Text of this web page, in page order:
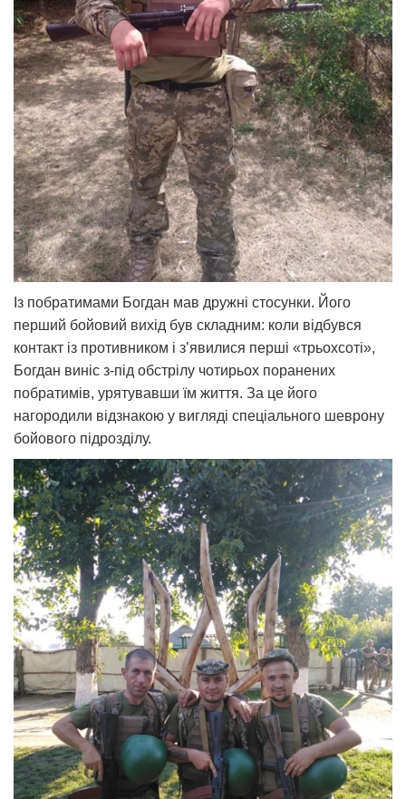
Із побратимами Богдан мав дружні стосунки. Його
перший бойовий вихід був складним: коли відбувся
контакт із противником і з’явилися перші «трьохсоті»,
Богдан виніс з-під обстрілу чотирьох поранених
побратимів, урятувавши їм життя. За це його
нагородили відзнакою у вигляді спеціального шеврону
бойового підрозділу.